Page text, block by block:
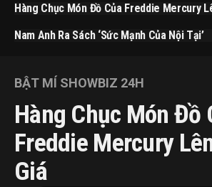
Hàng Chục Món Đồ Của Freddie Mercury
Nam Anh Ra Sách ‘Sức Mạnh Của Nội Tại’
BẬT MÍ SHOWBIZ 24H
Hàng Chục Món Đồ
Freddie Mercury
Giá